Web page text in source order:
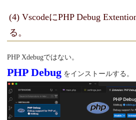
(4) VscodeにPHP Debug
る。
PHP Xdebugではない。
PHP Debug をインストールする。